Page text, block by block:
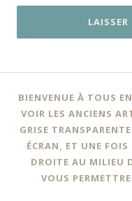
BIENVENUE À TOUS
VOIR LES ANCIENS
GRISE
ÉCRAN, ET UNE
DROITE AU MILIEU
VOUS